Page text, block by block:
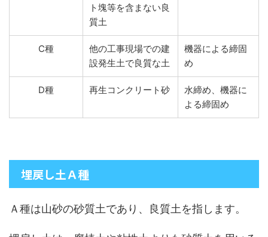
ト塊等を含まない良
質土
C種
他の工事現場での建
設発生土で良質な土
機器による締固
め
D種 再生コンクリート砂
水締め、機器に
よる締固め
埋戻し土Ａ種
Ａ種は山砂の砂質土であり、良質土を指します。